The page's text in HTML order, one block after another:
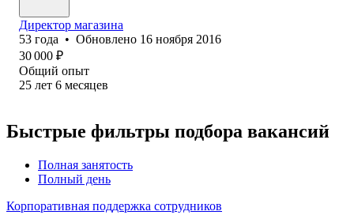
Директор магазина
53 года • Обновлено 16 ноября 2016
30 000 ₽
Общий опыт
25 лет 6 месяцев
Быстрые фильтры подбора вакансий
Полная занятость
Полный день
Корпоративная поддержка сотрудников